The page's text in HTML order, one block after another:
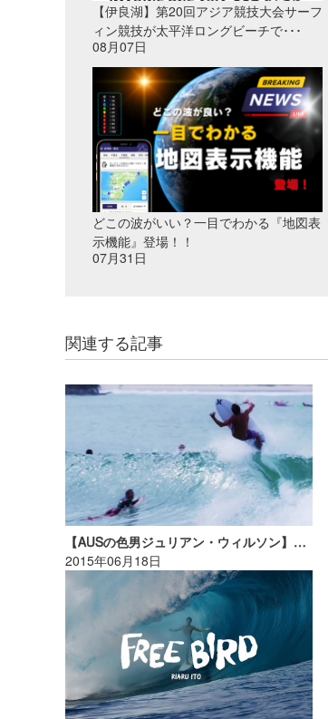
【伊良湖】第20回アジア競技大会サーフ
ィン競技が太平洋ロングビーチで･･･
08月07日
どこの波がいい？一目でわかる『地図表
示機能』登場！！
07月31日
関連する記事
【AUSの色男ジュリアン・ウィルソン】混雑する名所『ヌーサ』でのサーフムービー
2015年06月18日